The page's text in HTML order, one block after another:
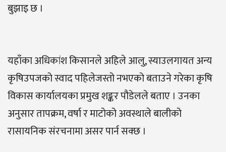
बुझाइ छ ।
यहाँका अधिकांश किसानले अहिले आलु, स्याउलगायत अन्य
कृषिउपजको स्वाद पहिलेजस्तो नभएको बताउने गरेका कृषि
विकास कार्यालयका प्रमुख शङ्कर पौडेलले बताए । उनका
अनुसार तापक्रम, वर्षा र माटोको अवस्थाले बालीको
रासायनिक संरचनामा असर पार्न सक्छ ।